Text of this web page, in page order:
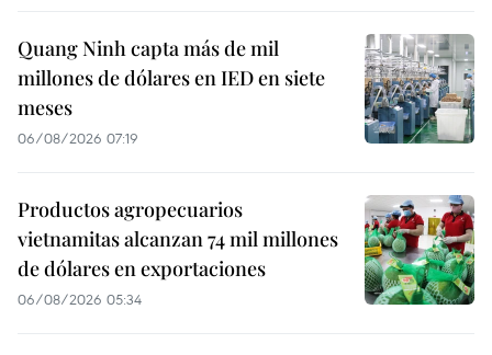
Quang Ninh capta más de mil
millones de dólares en IED en siete
meses
06/08/2026 07:19
Productos agropecuarios
vietnamitas alcanzan 74 mil millones
de dólares en exportaciones
06/08/2026 05:34